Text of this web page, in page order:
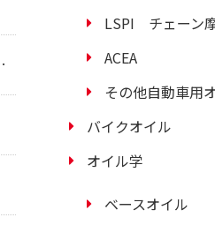
LSPI チェーン
ACEA
その他自動車用
バイクオイル
オイル学
ベースオイル